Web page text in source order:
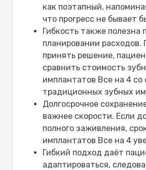
как поэтапный,
что прогресс не бывает
Гибкость также полезна
планировании расходов.
принять решение,
сравнить стоимость
имплантатов Все на 4
традиционных зубных
Долгосрочное
важнее скорости. Если
полного заживления,
имплантатов Все на 4
Гибкий подход даёт
адаптироваться,